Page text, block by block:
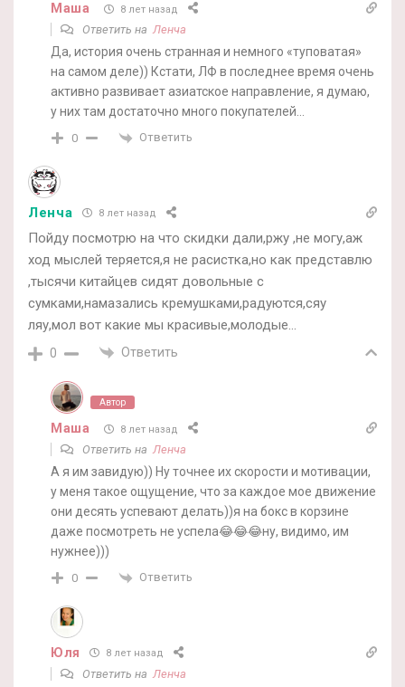
Маша 8 лет назад
Ответить наЛенча
Да, история очень странная и немного «туповатая»
на самом деле)) Кстати, ЛФ в последнее время очень
активно развивает азиатское направление, я думаю,
у них там достаточно много покупателей…
0 Ответить
Ленча 8 лет назад
Пойду посмотрю на что скидки дали,ржу ,не могу,аж
ход мыслей теряется,я не расистка,но как представлю
,тысячи китайцев сидят довольные с
сумками,намазались кремушками,радуются,сяу
ляу,мол вот какие мы красивые,молодые…
0 Ответить
Автор
Маша 8 лет назад
Ответить наЛенча
А я им завидую)) Ну точнее их скорости и мотивации,
у меня такое ощущение, что за каждое мое движение
они десять успевают делать))я на бокс в корзине
даже посмотреть не успела😂😂😂ну, видимо, им
нужнее)))
0 Ответить
Юля 8 лет назад
Ответить на Ленча